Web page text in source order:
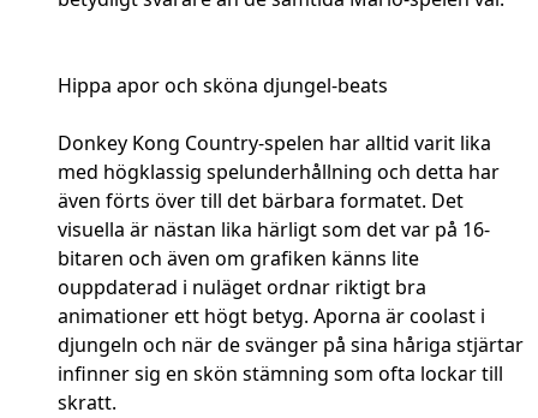
Hippa apor och sköna djungel-beats
Donkey Kong Country-spelen har alltid varit lika
med högklassig spelunderhållning och detta har
även förts över till det bärbara formatet. Det
visuella är nästan lika härligt som det var på 16-
bitaren och även om grafiken känns lite
ouppdaterad i nuläget ordnar riktigt bra
animationer ett högt betyg. Aporna är coolast i
djungeln och när de svänger på sina håriga stjärtar
infinner sig en skön stämning som ofta lockar till
skratt.